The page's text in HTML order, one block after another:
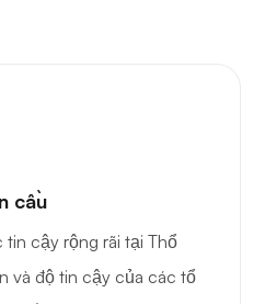
cầu
cậy rộng rãi tại Thổ
và độ tin cậy của các tổ